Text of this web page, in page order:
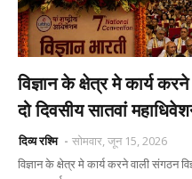
विज्ञान के क्षेत्र मे कार्य
दो दिवसीय सातवां
दिव्य रश्मि
सोमवार, जून 15, 2026
विज्ञान के क्षेत्र मे कार्य करने वाली संगठन